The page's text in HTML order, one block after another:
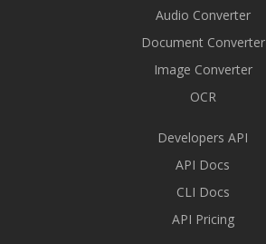
Audio Converter
Document Converter
Image Converter
OCR
Developers API
API Docs
CLI Docs
API Pricing